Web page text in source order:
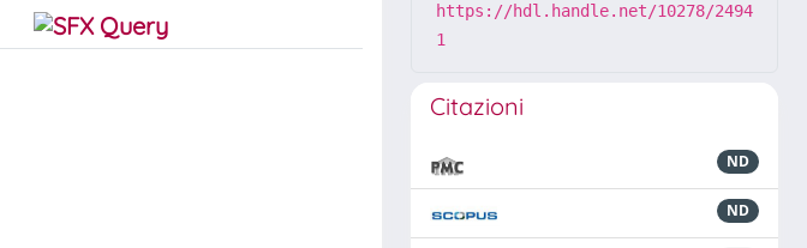
https://hdl.handle.net/10278/2494
1
Citazioni
ND
ND